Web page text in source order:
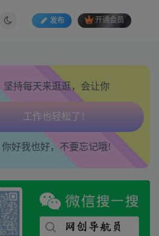
发布 开通会员
坚持每天来逛逛，会让你
心情也舒畅了！
腿也不痛了！
腰也不酸了！
工作也轻松了！
你好我也好，不要忘记哦!